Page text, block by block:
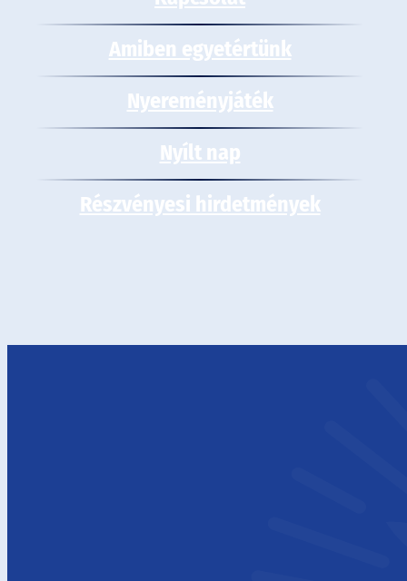
Amiben egyetértünk
Nyereményjáték
Nyílt nap
Részvényesi hirdetmények